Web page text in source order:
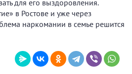
для его выздоровления.
в Ростове и уже через
наркомании в семье решится